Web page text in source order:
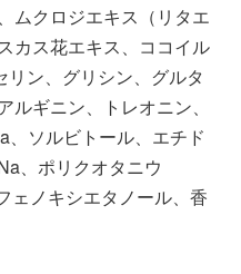
ムクロジエキス（リタエ
カス花エキス、ココイル
ン、グリシン、グルタ
ルギニン、トレオニン、
ソルビトール、エチド
、ポリクオタニウ
ェノキシエタノール、香